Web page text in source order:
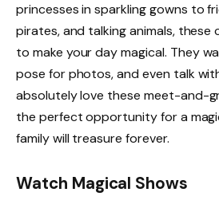
princesses in sparkling gowns to
pirates, and talking animals,
to make your day magical. They
pose for photos, and even talk
absolutely love these meet-and-
the perfect opportunity for a
family will treasure forever.
Watch Magical Shows